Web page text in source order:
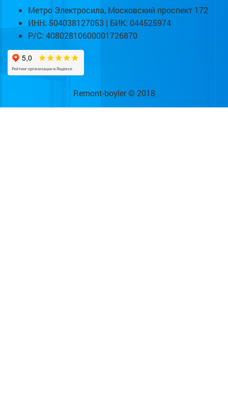
Метро Электросила, Московский проспект 172
ИНН: 504038127053 | БИК: 044525974
Р/С: 40802810600001726870
Remont-boyler © 2018